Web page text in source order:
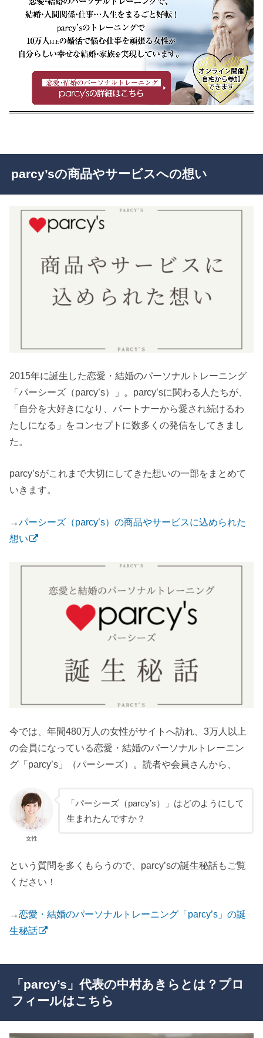
parcy’sの商品やサービスへの想い
2015年に誕生した恋愛・結婚のパーソナルトレーニング
「パーシーズ（parcy’s）」。parcy’sに関わる人たちが、
「自分を大好きになり、パートナーから愛され続けるわ
たしになる」をコンセプトに数多くの発信をしてきまし
た。
parcy’sがこれまで大切にしてきた想いの一部をまとめて
いきます。
→パーシーズ（parcy’s）の商品やサービスに込められた
想い
今では、年間480万人の女性がサイトへ訪れ、3万人以上
の会員になっている恋愛・結婚のパーソナルトレーニン
グ「parcy’s」（パーシーズ）。読者や会員さんから、
女性
「パーシーズ（parcy’s）」はどのようにして
生まれたんですか？
という質問を多くもらうので、parcy’sの誕生秘話もご覧
ください！
→恋愛・結婚のパーソナルトレーニング「parcy’s」の誕
生秘話
「parcy’s」代表の中村あきらとは？プロ
フィールはこちら